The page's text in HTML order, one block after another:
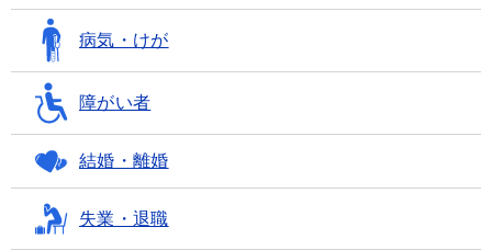
病気・けが
障がい者
結婚・離婚
失業・退職